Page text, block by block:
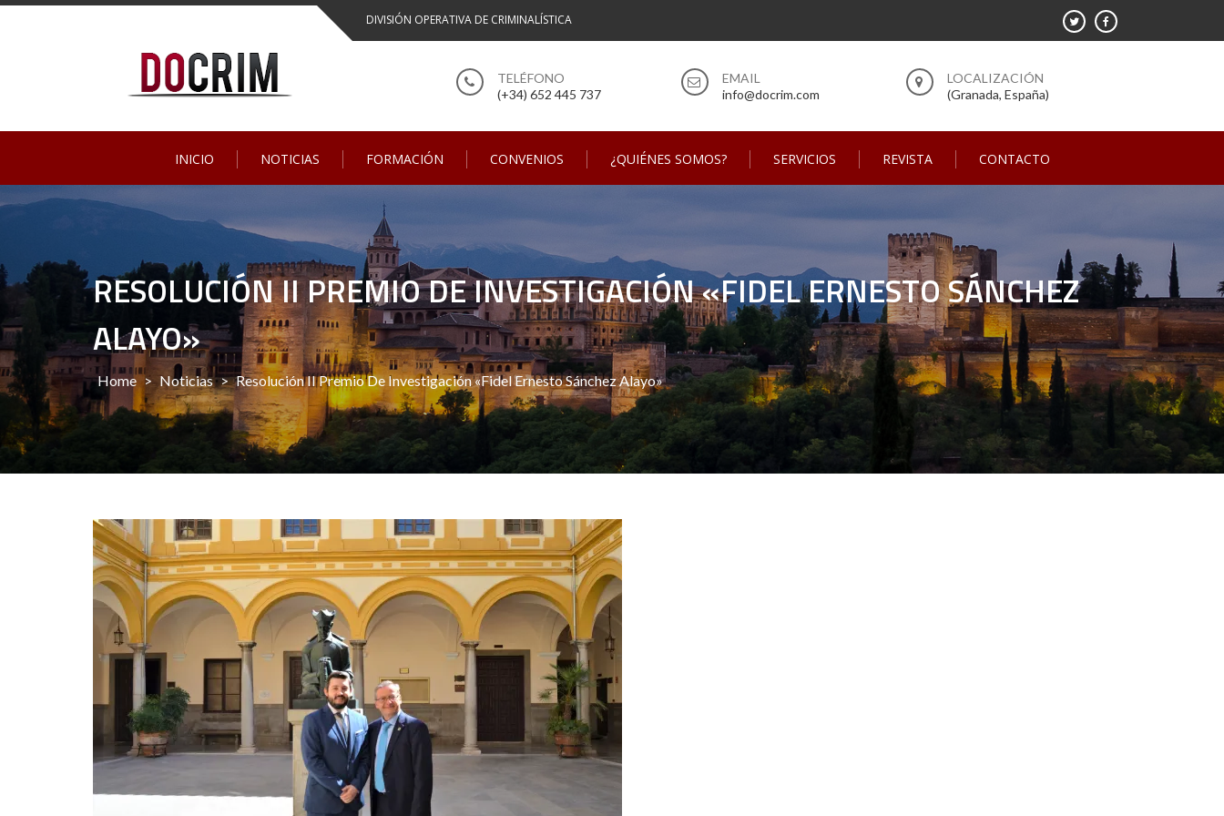
Skip
DIVISIÓN OPERATIVA DE CRIMINALÍSTICA
(+34) 652 445 737 info@docrim.com (Granada, España)
INICIO NOTICIAS FORMACIÓN CONVENIOS ¿QUIÉNES SOMOS? SERVICIOS REVISTA CONTACTO
RESOLUCIÓN II PREMIO DE INVESTIGACIÓN «FIDEL ERNESTO SÁNCHEZ
ALAYO»
Home > Noticias > Resolución II Premio De Investigación «Fidel Ernesto Sánchez Alayo»